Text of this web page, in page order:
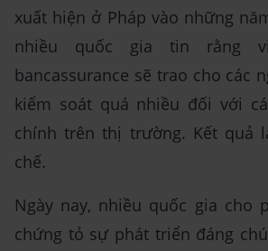
xuất hiện ở Pháp vào những
nhiều quốc gia tin rằng
bancassurance sẽ trao cho các
kiểm soát quá nhiều đối với
chính trên thị trường. Kết quả
chế.
Ngày nay, nhiều quốc gia cho
chứng tỏ sự phát triển đáng